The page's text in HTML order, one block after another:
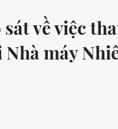
về việc
máy